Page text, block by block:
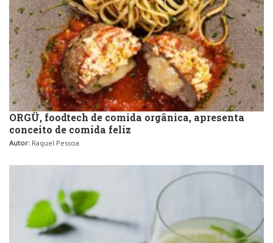
ORGÜ, foodtech de comida orgânica, apresenta
conceito de comida feliz
Autor: Raquel Pessoa